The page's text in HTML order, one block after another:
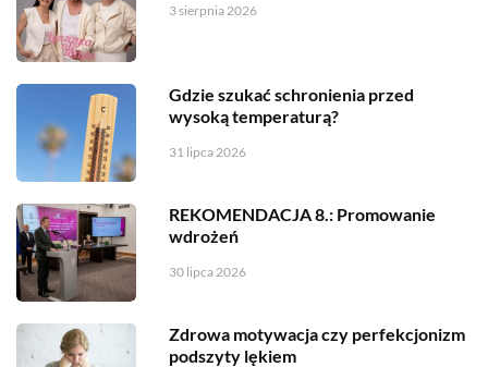
3 sierpnia 2026
Gdzie szukać schronienia przed
wysoką temperaturą?
31 lipca 2026
REKOMENDACJA 8.: Promowanie
wdrożeń
30 lipca 2026
Zdrowa motywacja czy perfekcjonizm
podszyty lękiem